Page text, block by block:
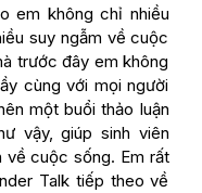
em không chỉ nhiều
suy ngẫm về cuộc
trước đây em không
cùng với mọi người
một buổi thảo luận
vậy, giúp sinh viên
về cuộc sống. Em rất
Talk tiếp theo về